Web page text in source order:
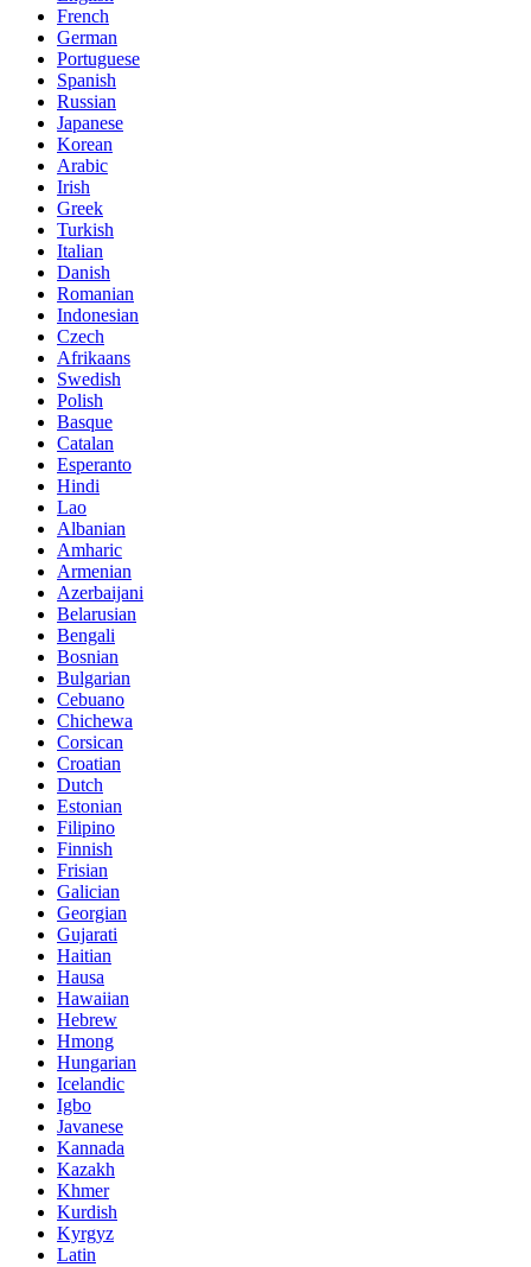
French
German
Portuguese
Spanish
Russian
Japanese
Korean
Arabic
Irish
Greek
Turkish
Italian
Danish
Romanian
Indonesian
Czech
Afrikaans
Swedish
Polish
Basque
Catalan
Esperanto
Hindi
Lao
Albanian
Amharic
Armenian
Azerbaijani
Belarusian
Bengali
Bosnian
Bulgarian
Cebuano
Chichewa
Corsican
Croatian
Dutch
Estonian
Filipino
Finnish
Frisian
Galician
Georgian
Gujarati
Haitian
Hausa
Hawaiian
Hebrew
Hmong
Hungarian
Icelandic
Igbo
Javanese
Kannada
Kazakh
Khmer
Kurdish
Kyrgyz
Latin